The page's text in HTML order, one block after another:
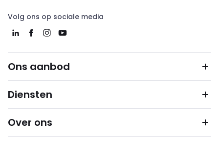
Volg ons op sociale media
Ons aanbod
Diensten
Over ons